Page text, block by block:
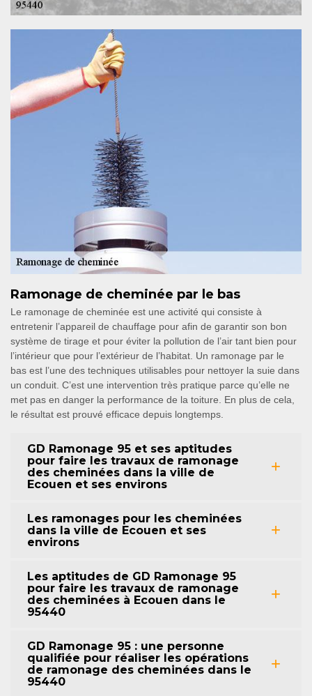
Ramonage de cheminée par le bas
Le ramonage de cheminée est une activité qui consiste à
entretenir l’appareil de chauffage pour afin de garantir son bon
système de tirage et pour éviter la pollution de l’air tant bien pour
l’intérieur que pour l’extérieur de l’habitat. Un ramonage par le
bas est l’une des techniques utilisables pour nettoyer la suie dans
un conduit. C’est une intervention très pratique parce qu’elle ne
met pas en danger la performance de la toiture. En plus de cela,
le résultat est prouvé efficace depuis longtemps.
GD Ramonage 95 et ses aptitudes
pour faire les travaux de ramonage
des cheminées dans la ville de
Ecouen et ses environs
Les ramonages pour les cheminées
dans la ville de Ecouen et ses
environs
Les aptitudes de GD Ramonage 95
pour faire les travaux de ramonage
des cheminées à Ecouen dans le
95440
GD Ramonage 95 : une personne
qualifiée pour réaliser les opérations
de ramonage des cheminées dans le
95440